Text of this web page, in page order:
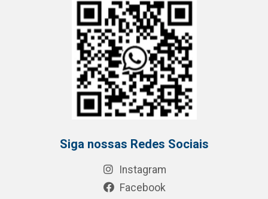
Siga nossas Redes Sociais
Instagram
Facebook